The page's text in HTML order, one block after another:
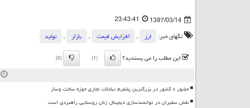
1397/03/14
23:43:41
تگهای خبر:
ارز , افزایش قیمت , بازار ,
تولید
این مطلب را می پسندید؟
(1)
(0)
حضور ۷ کشور در بزرگترین پلتفرم تبادلات تجاری حوزه ساخت وساز
نقش سفیران در توانمندسازی دیجیتال زنان روستایی راهبردی است